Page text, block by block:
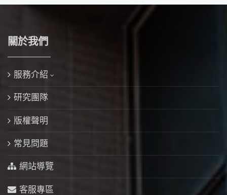
關於我們
服務介紹
研究團隊
版權聲明
常見問題
網站導覽
客服專區